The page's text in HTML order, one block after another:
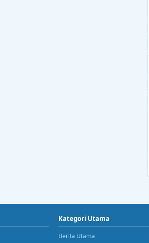
Kategori Utama
Berita Utama